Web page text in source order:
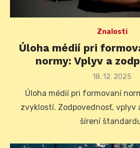
Znalosti
Úloha médií pri
normy: Vplyv a
Posted
18. 12. 2025
Úloha médií pri formovaní
zvyklostí. Zodpovednosť, vplyv
šírení